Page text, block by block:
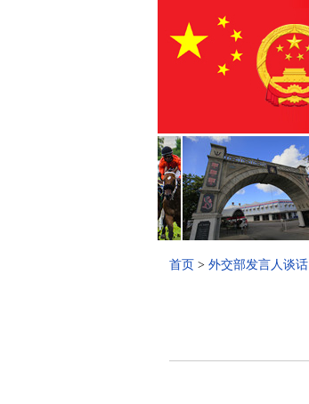
首页 > 外交部发言人谈话